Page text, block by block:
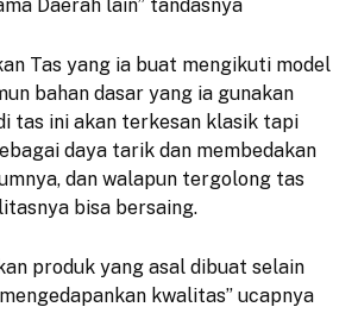
Daerah lain” tandasnya
Tas yang ia buat mengikuti model
bahan dasar yang ia gunakan
tas ini akan terkesan klasik tapi
daya tarik dan membedakan
dan walapun tergolong tas
bisa bersaing.
produk yang asal dibuat selain
kwalitas” ucapnya